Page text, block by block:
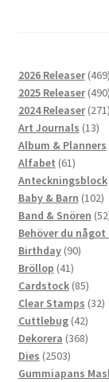
2026 Releaser 469
2025 Releaser 490
2024 Releaser 271
Art Journals 1313
Album & Planners
Alfabet 6161
Anteckningsblock
Baby & Barn 102102
Band & Snören 52
Behöver du något
Birthday 9090
Bröllop 4141
Cardstock 8585
Clear Stamps 3232
Cuttlebug 4242
Dekorera 368368
Dies 25032503
Gummiapans